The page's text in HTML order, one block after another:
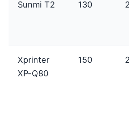
Sunmi T2 130
Xprinter
XP-Q80
150